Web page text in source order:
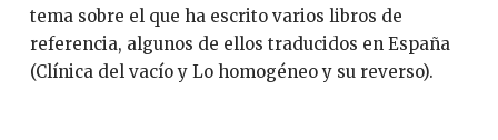
tema sobre el que ha escrito varios libros de
referencia, algunos de ellos traducidos en España
(Clínica del vacío y Lo homogéneo y su reverso).